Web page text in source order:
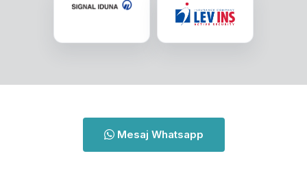
Mesaj Whatsapp